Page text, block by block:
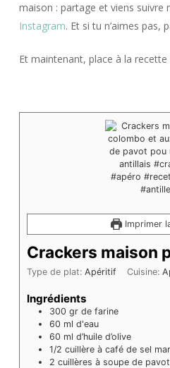
maison : partage et viens suivre
Instagram. Et si tu n’aimes pas,
Et maintenant, place à la recette
Imprimer
Crackers maison
Type de plat: Apéritif Cuisine:
Ingrédients
300 gr de farine
60 ml d'eau
60 ml d’huile d’olive
1/2 cuillère à café de sel
2 cuillères à soupe de pavot